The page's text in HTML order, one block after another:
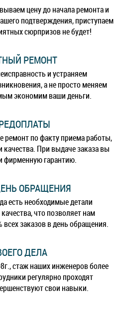
цену до начала ремонта и
подтверждения, приступаем
сюрпризов не будет!
РЕМОНТ
и устраняем
а не просто меняем
экономим ваши деньги.
ремонт по факту приема работы,
качества. При выдаче заказа вы
фирменную гарантию.
ОБРАЩЕНИЯ
есть необходимые детали
что позволяет нам
всех заказов в день обращения.
ДЕЛА
стаж наших инженеров более
регулярно проходят
свои навыки.